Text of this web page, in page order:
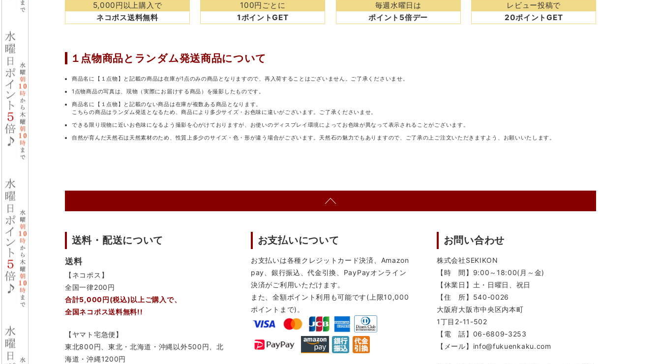
5,000円以上購入で
ネコポス送料無料
100円ごとに
1ポイントGET
毎週水曜日は
ポイント5倍デー
レビュー投稿で
20ポイントGET
１点物商品と ランダム発送商品について
商品名に【１点物】と記載の商品は在庫が1点のみの商品となりますので、再入荷することはございません。ご了承くださいませ。
1点物商品の写真は、現物（実際にお届けする商品）を撮影したものです。
商品名に【１点物】と記載のない商品は在庫が複数ある商品となります。
こちらの商品はランダム発送となるため、商品により多少サイズ・お色味に違いがございます。ご了承くださいませ。
できる限り現物に近いお色味になるよう撮影を心がけておりますが、お使いのディスプレイ環境によってお色味が異なって表示されることがございます。
自然が育んだ天然石は天然素材のため、性質上多少のサイズ・色・形が違う場合がございます。天然石の魅力でもありますので、ご了承の上ご注文いただきますよう、お願いいたします。
送料・配送について
送料
【ネコポス】
全国一律200円
合計5,000円(税込)以上ご購入で、
全国ネコポス送料無料!!
【ヤマト宅急便】
東北800円、東北・北海道・沖縄以外500円、北
海道・沖縄1200円
お支払いについて
お支払いは各種クレジットカード決済、Amazon
pay、銀行振込、代金引換、PayPayオンライン
決済がご利用いただけます。
また、全額ポイント利用も可能です(上限10,000
ポイントまで)。
お問い合わせ
株式会社SEKIKON
【時 間】9:00～18:00(月～金)
【休業日】土・日曜日、祝日
【住 所】540-0026
大阪府大阪市中央区内本町
1丁目2-11-502
【電 話】06-6809-3253
【メール】info@fukuenkaku.com